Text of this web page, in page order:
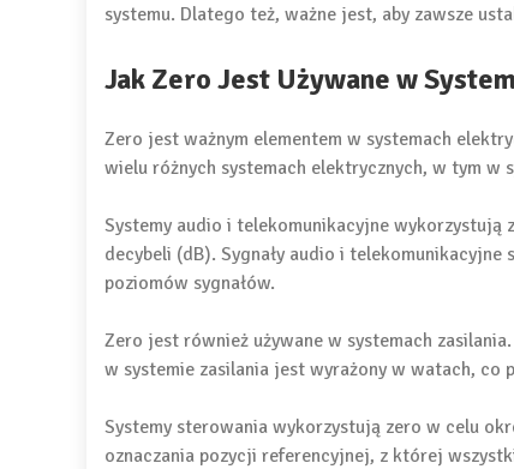
systemu. Dlatego też, ważne jest, aby zawsze
Jak Zero Jest Używane w
Zero jest ważnym elementem w systemach
wielu różnych systemach elektrycznych, w tym w
Systemy audio i telekomunikacyjne wykorzystują
decybeli (dB). Sygnały audio i
poziomów sygnałów.
Zero jest również używane w systemach
w systemie zasilania jest wyrażony w watach, co
Systemy sterowania wykorzystują zero w celu
oznaczania pozycji referencyjnej, z której